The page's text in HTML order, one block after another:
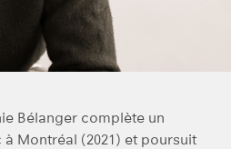
Bélanger complète un
Montréal (2021) et poursuit